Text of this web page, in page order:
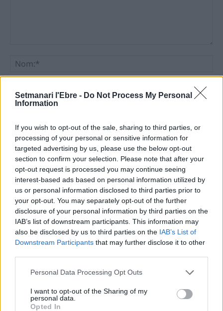
Setmanari l'Ebre - Do Not Process My Personal
Information
If you wish to opt-out of the sale, sharing to third parties, or
processing of your personal or sensitive information for
targeted advertising by us, please use the below opt-out
section to confirm your selection. Please note that after your
opt-out request is processed you may continue seeing
interest-based ads based on personal information utilized by
us or personal information disclosed to third parties prior to
your opt-out. You may separately opt-out of the further
disclosure of your personal information by third parties on the
IAB’s list of downstream participants. This information may
also be disclosed by us to third parties on the IAB’s List of
Downstream Participants that may further disclose it to other
Personal Data Processing Opt Outs
I want to opt-out of the Sharing of my
personal data.
Opted In
Deseu el meu nom, el correu electrònic i el lloc web en
aquest navegador per a la propera vegada que comenti.
ÚLTIMES NOTÍCIES
L’Ajuntament de Tortosa amplia el
termini de les obres de l’aparcament
dels terrenys de Renfe per les altes
temperatures